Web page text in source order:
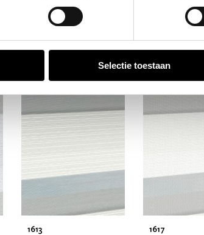
Selectie toestaan
van onze collectie:
1613 1617